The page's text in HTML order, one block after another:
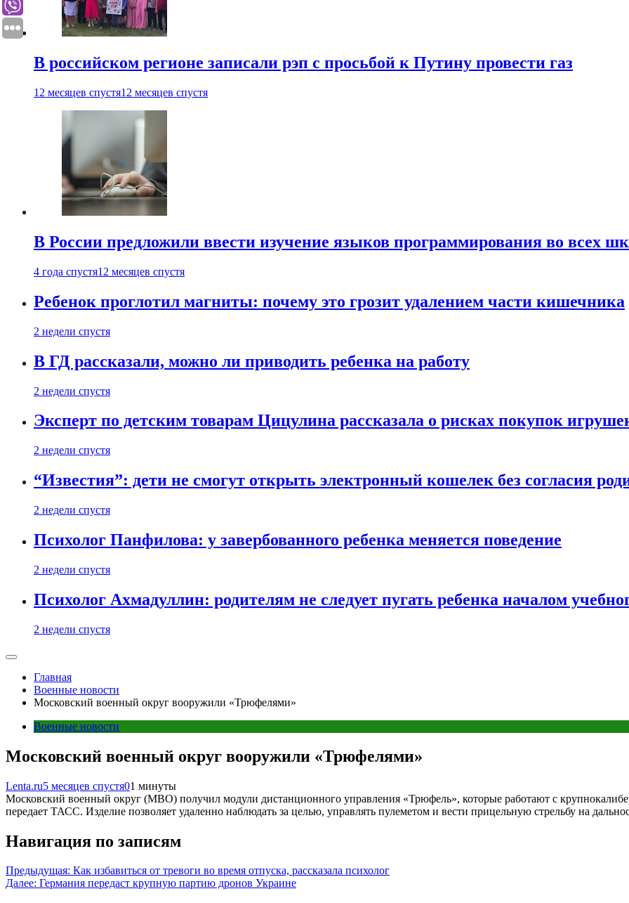
В российском регионе записали рэп с просьбой к Путину провести газ
12 месяцев спустя12 месяцев спустя
В России предложили ввести изучение языков программирования во всех
4 года спустя12 месяцев спустя
Ребенок проглотил магниты: почему это грозит удалением части кишечника
2 недели спустя
В ГД рассказали, можно ли приводить ребенка на работу
2 недели спустя
Эксперт по детским товарам Цицулина рассказала о рисках покупок
2 недели спустя
“Известия”: дети не смогут открыть электронный кошелек без согласия
2 недели спустя
Психолог Панфилова: у завербованного ребенка меняется поведение
2 недели спустя
Психолог Ахмадуллин: родителям не следует пугать ребенка началом
2 недели спустя
Главная
Военные новости
Московский военный округ вооружили «Трюфелями»
Военные новости
Московский военный округ вооружили «Трюфелями»
Lenta.ru5 месяцев спустя01 минуты
Московский военный округ (МВО) получил модули дистанционного управления «Трюфель», которые работают с
передает ТАСС. Изделие позволяет удаленно наблюдать за целью, управлять пулеметом и вести прицельную стрельбу на
Навигация по записям
Предыдущая: Как избавиться от тревоги во время отпуска, рассказала психолог
Далее: Германия передаст крупную партию дронов Украине